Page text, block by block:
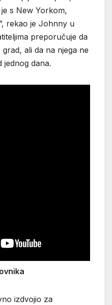
s New Yorkom,
rekao je Johnny u
preporučuje da
ali da na njega ne
jednog dana.
izdvojio za